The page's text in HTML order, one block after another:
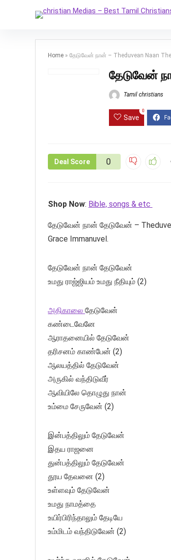
Home » தேடுவேன் நான் – Theduvean Naan
தேடுவேன்
Tamil christians
Save
0
Deal Score 0
Shop Now: Bible, songs & etc
தேடுவேன் நான் தேடுவேன் –
Grace Immanuvel.
தேடுவேன் நான் தேடுவேன்
உமது ராஜ்ஜியம் உமது நீதியும் (2)
அதிகாலை தேடுவேன்
கண்டைவேனே
ஆராதனையில் தேடுவேன்
தரிசனம் காண்பேன் (2)
ஆலயத்தில் தேடுவேன்
அருகில் வந்திடுவீர்
ஆவியிலே தொழுது நான்
உம்மை சேருவேன் (2)
இன்பத்திலும் தேடுவேன்
இதய ராஜனை
துன்பத்திலும் தேடுவேன்
தூய தேவனை (2)
உள்ளவும் தேடுவேன்
உமது நாமத்தை
உயிர்பிரிந்தாலும் தேடியே
உம்மிடம் வந்திடுவேன் (2)